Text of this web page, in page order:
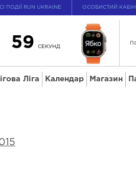
ПОДІЇ RUN UKRAINE ОСОБИСТИЙ
58СЕКУНД
Ліга Календар Магазин